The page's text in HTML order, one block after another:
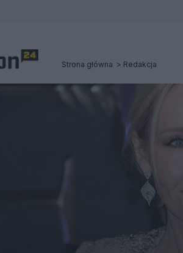
Strona główna Redakcja